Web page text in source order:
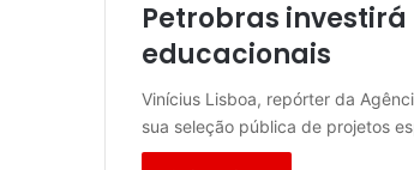
Petrobras investirá
educacionais
Vinícius Lisboa, repórter da
sua seleção pública de projetos